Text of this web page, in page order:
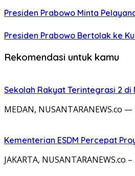
Presiden Prabowo Minta
Presiden Prabowo Bertolak ke
Rekomendasi untuk kamu
Sekolah Rakyat Terintegrasi 2
MEDAN, NUSANTARANEWS.co
Kementerian ESDM Percepat
JAKARTA,